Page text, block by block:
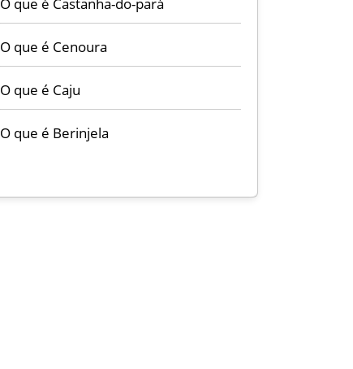
O que é Cenoura
O que é Caju
O que é Berinjela